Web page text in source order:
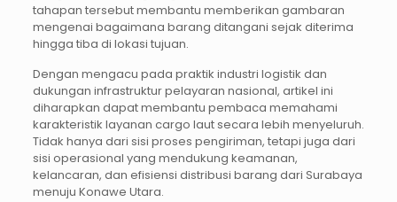
tahapan tersebut membantu memberikan gambaran
mengenai bagaimana barang ditangani sejak diterima
hingga tiba di lokasi tujuan.
Dengan mengacu pada praktik industri logistik dan
dukungan infrastruktur pelayaran nasional, artikel ini
diharapkan dapat membantu pembaca memahami
karakteristik layanan cargo laut secara lebih menyeluruh.
Tidak hanya dari sisi proses pengiriman, tetapi juga dari
sisi operasional yang mendukung keamanan,
kelancaran, dan efisiensi distribusi barang dari Surabaya
menuju Konawe Utara.